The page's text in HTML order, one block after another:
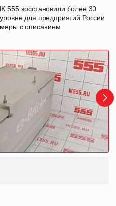
555 восстановили более 30
для предприятий России
с описанием